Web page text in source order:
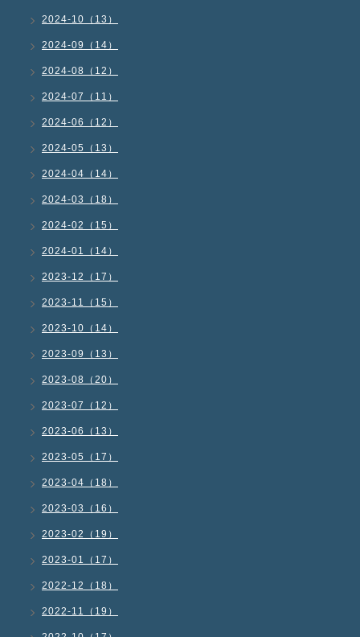
2024-10（13）
2024-09（14）
2024-08（12）
2024-07（11）
2024-06（12）
2024-05（13）
2024-04（14）
2024-03（18）
2024-02（15）
2024-01（14）
2023-12（17）
2023-11（15）
2023-10（14）
2023-09（13）
2023-08（20）
2023-07（12）
2023-06（13）
2023-05（17）
2023-04（18）
2023-03（16）
2023-02（19）
2023-01（17）
2022-12（18）
2022-11（19）